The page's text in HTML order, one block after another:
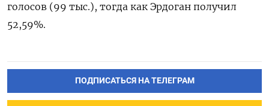
голосов (99 тыс.), тогда как Эрдоган получил
52,59%.
ПОДПИСАТЬСЯ НА ТЕЛЕГРАМ